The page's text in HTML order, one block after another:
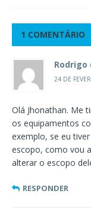
1 COMENTÁRIO
Rodrigo
24 DE
Olá Jhonathan. Me
os equipamentos
exemplo, se eu
escopo, como vou
alterar o escopo
RESPONDER